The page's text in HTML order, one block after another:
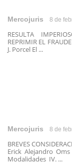
Mercojuris 8 de
RESULTA
REPRIMIR EL
J. Porcel El ...
Mercojuris 8 de
BREVES
Erick Alejandro
Modalidades IV. ...